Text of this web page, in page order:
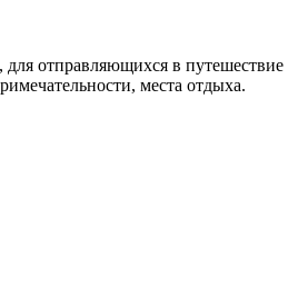
для отправляющихся в путешествие
места отдыха.